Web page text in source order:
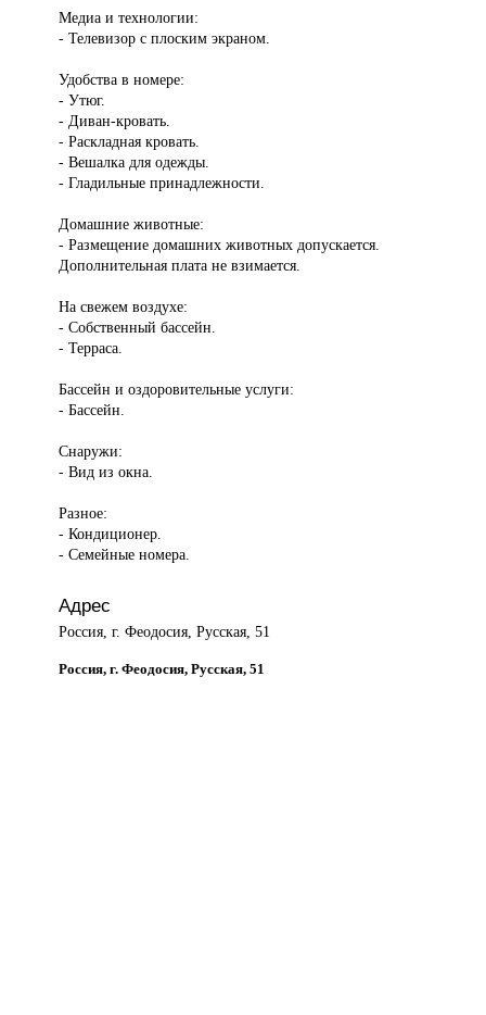
Медиа и технологии:
- Телевизор с плоским экраном.
Удобства в номере:
- Утюг.
- Диван-кровать.
- Раскладная кровать.
- Вешалка для одежды.
- Гладильные принадлежности.
Домашние животные:
- Размещение домашних животных допускается.
Дополнительная плата не взимается.
На свежем воздухе:
- Собственный бассейн.
- Терраса.
Бассейн и оздоровительные услуги:
- Бассейн.
Снаружи:
- Вид из окна.
Разное:
- Кондиционер.
- Семейные номера.
Адрес
Россия, г. Феодосия, Русская, 51
Россия, г. Феодосия, Русская, 51